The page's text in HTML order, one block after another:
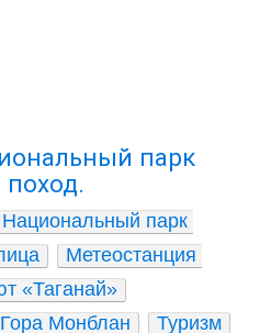
парк
Национальный парк
Метеостанция
«Таганай»
Гора Монблан
Туризм